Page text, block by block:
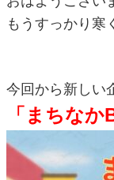
もうすっかり寒
今回から新しい
「まちな